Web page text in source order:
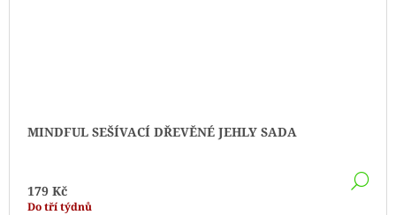
MINDFUL SEŠÍVACÍ DŘEVĚNÉ JEHLY SADA
179 Kč
Do tří týdnů